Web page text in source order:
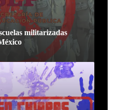
militarizadas